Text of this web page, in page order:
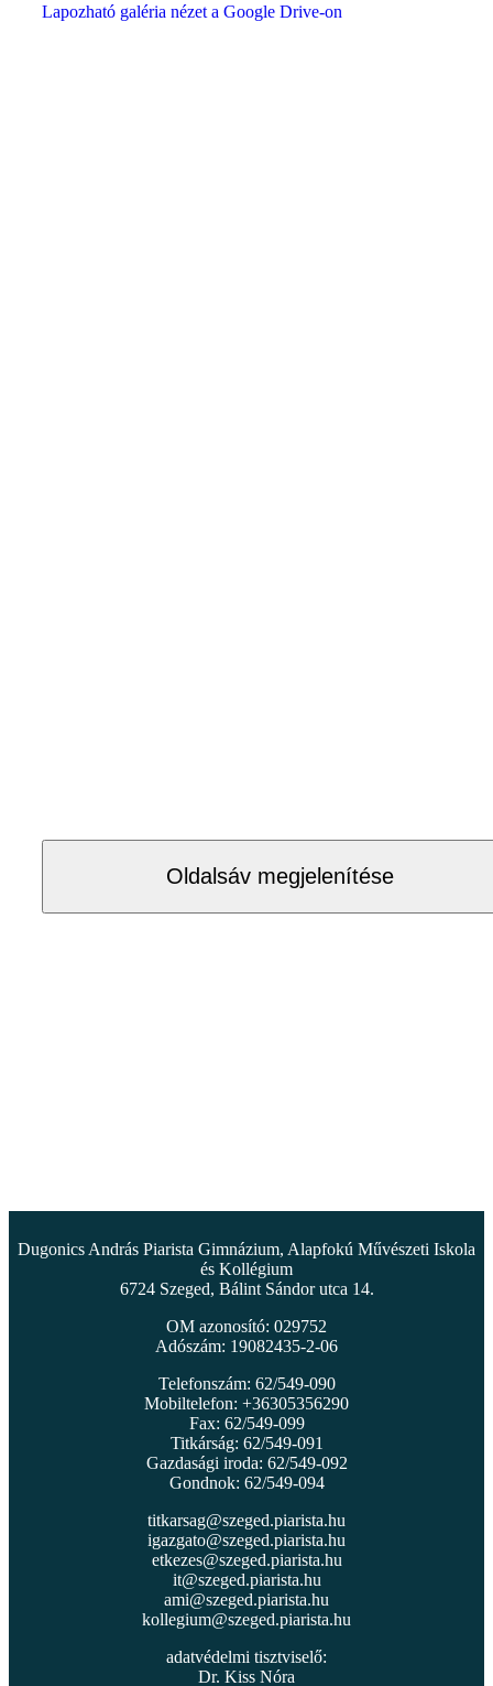
Lapozható galéria nézet a Google Drive-on
Oldalsáv megjelenítése
Dugonics András Piarista Gimnázium, Alapfokú Művészeti Iskola
és Kollégium
6724 Szeged, Bálint Sándor utca 14.
OM azonosító: 029752
Adószám: 19082435-2-06
Telefonszám: 62/549-090
Mobiltelefon: +36305356290
Fax: 62/549-099
Titkárság: 62/549-091
Gazdasági iroda: 62/549-092
Gondnok: 62/549-094
titkarsag@szeged.piarista.hu
igazgato@szeged.piarista.hu
etkezes@szeged.piarista.hu
it@szeged.piarista.hu
ami@szeged.piarista.hu
kollegium@szeged.piarista.hu
adatvédelmi tisztviselő:
Dr. Kiss Nóra